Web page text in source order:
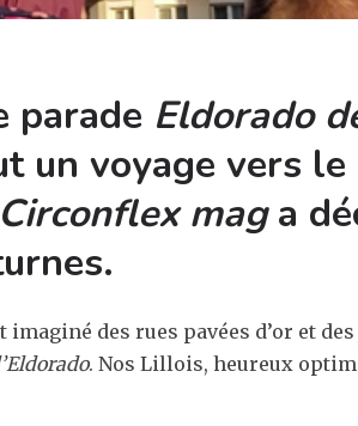
parade Eldorado
un voyage vers
Circonflex maga
imaginé des rues pavées d’or et
. Nos Lillois, heureux